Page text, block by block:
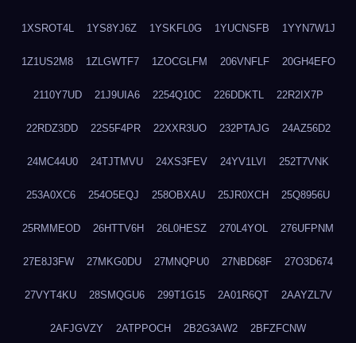
1XSROT4L 1YS8YJ6Z 1YSKFL0G 1YUCNSFB 1YYN7W1J
1Z1US2M8 1ZLGWTF7 1ZOCGLFM 206VNFLF 20GH4EFO
2110Y7UD 21J9UIA6 2254Q10C 226DDKTL 22R2IX7P
22RDZ3DD 22S5F4PR 22XXR3UO 232PTAJG 24AZ56D2
24MC44U0 24TJTMVU 24XS3FEV 24YV1LVI 252T7VNK
253A0XC6 254O5EQJ 258OBXAU 25JR0XCH 25Q8956U
25RMMEOD 26HTTV6H 26L0HESZ 270L4YOL 276UFPNM
27E8J3FW 27MKG0DU 27MNQPU0 27NBD68F 27O3D674
27VYT4KU 28SMQGU6 299T1G15 2A01R6QT 2AAYZL7V
2AFJGVZY 2ATPPOCH 2B2G3AW2 2BFZFCNW